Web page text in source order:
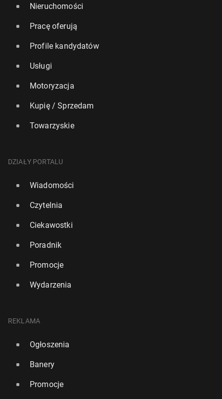
Nieruchomości
Pracę oferują
Profile kandydatów
Usługi
Motoryzacja
Kupię / Sprzedam
Towarzyskie
DZIAŁY PORTALU
Wiadomości
Czytelnia
Ciekawostki
Poradnik
Promocje
Wydarzenia
REKLAMA
Ogłoszenia
Banery
Promocje